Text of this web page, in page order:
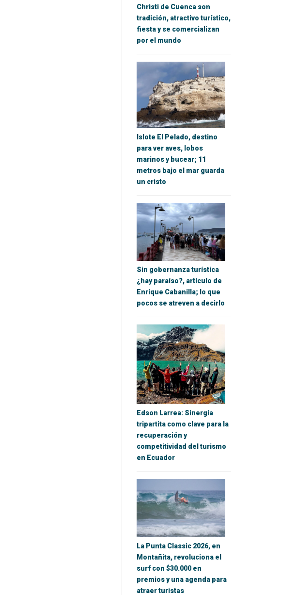
Christi de Cuenca son
tradición, atractivo turístico,
fiesta y se comercializan
por el mundo
Islote El Pelado, destino
para ver aves, lobos
marinos y bucear; 11
metros bajo el mar guarda
un cristo
Sin gobernanza turística
¿hay paraíso?, artículo de
Enrique Cabanilla; lo que
pocos se atreven a decirlo
Edson Larrea: Sinergia
tripartita como clave para la
recuperación y
competitividad del turismo
en Ecuador
La Punta Classic 2026, en
Montañita, revoluciona el
surf con $30.000 en
premios y una agenda para
atraer turistas